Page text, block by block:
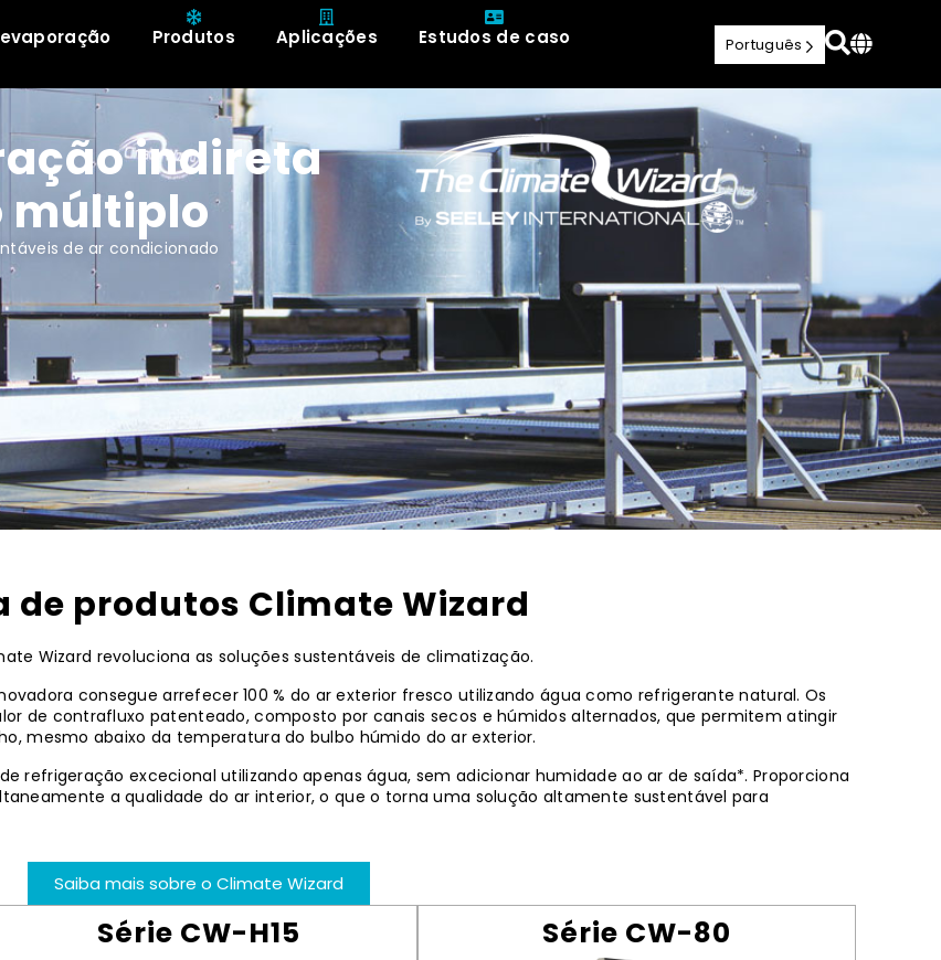
Produtos Aplicações Estudos de caso Português
indireta
múltiplo
de ar condicionado
de produtos Climate Wizard
Wizard revoluciona as soluções sustentáveis de climatização.
consegue arrefecer 100 % do ar exterior fresco utilizando água como refrigerante natural. Os
de contrafluxo patenteado, composto por canais secos e húmidos alternados, que permitem atingir
mesmo abaixo da temperatura do bulbo húmido do ar exterior.
refrigeração excecional utilizando apenas água, sem adicionar humidade ao ar de saída*. Proporciona
a qualidade do ar interior, o que o torna uma solução altamente sustentável para
Saiba mais sobre o Climate Wizard
Série CW-H15 Série CW-80